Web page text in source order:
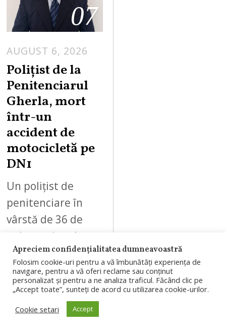
07
AUGUST 6, 2026
Polițist de la
Penitenciarul
Gherla, mort
într-un
accident de
motocicletă pe
DN1
Un polițist de
penitenciare în
vârstă de 36 de
ani, angajat al
Penitenciarului
Gherla, a murit
într-un accident de
Apreciem confidențialitatea dumneavoastră
Folosim cookie-uri pentru a vă îmbunătăți experiența de
navigare, pentru a vă oferi reclame sau conținut
personalizat și pentru a ne analiza traficul. Făcând clic pe
„Accept toate”, sunteți de acord cu utilizarea cookie-urilor.
Cookie setari
Accept